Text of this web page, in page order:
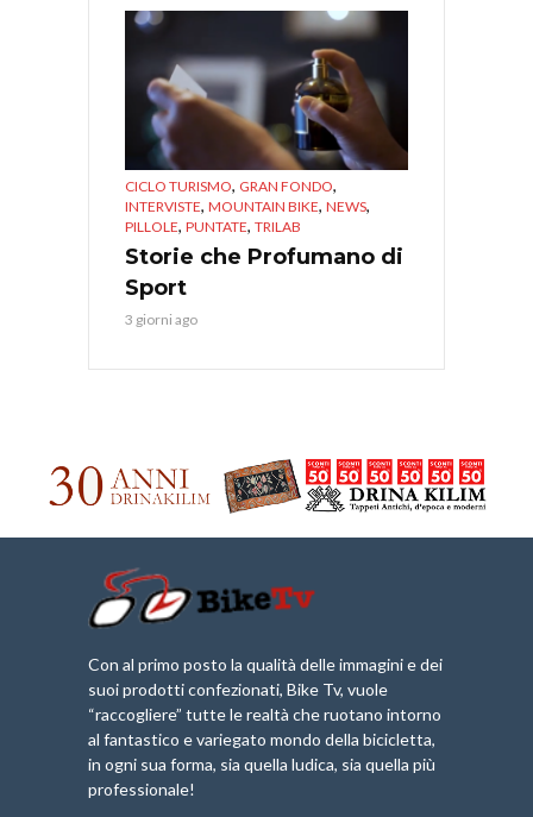
CICLO TURISMO, GRAN FONDO,
INTERVISTE, MOUNTAIN BIKE, NEWS,
PILLOLE, PUNTATE, TRILAB
Storie che Profumano di
Sport
3 giorni ago
Con al primo posto la qualità delle immagini e dei
suoi prodotti confezionati, Bike Tv, vuole
“raccogliere” tutte le realtà che ruotano intorno
al fantastico e variegato mondo della bicicletta,
in ogni sua forma, sia quella ludica, sia quella più
professionale!